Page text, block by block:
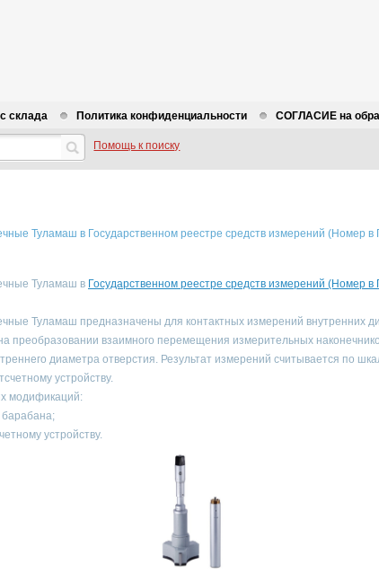
склада Политика конфиденциальности СОГЛАСИЕ на
Помощь к поиску
Туламаш в Государственном реестре средств измерений (Номер
Туламаш в Государственном реестре средств измерений (Номер
Туламаш предназначены для контактных измерений внутренних
преобразовании взаимного перемещения измерительных
диаметра отверстия. Результат измерений считывается по
устройству.
модификаций:
устройству.